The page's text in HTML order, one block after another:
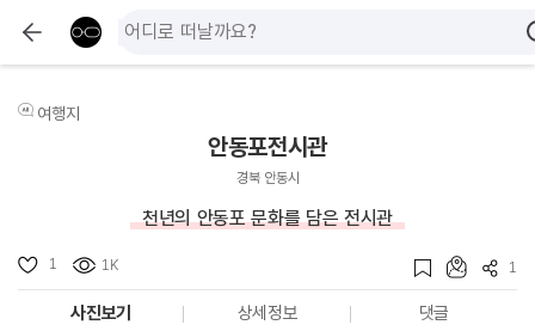
여행지
안동포전시관
경북 안동시
천년의 안동포 문화를 담은 전시관
1 1K 1
사진보기 상세정보 댓글